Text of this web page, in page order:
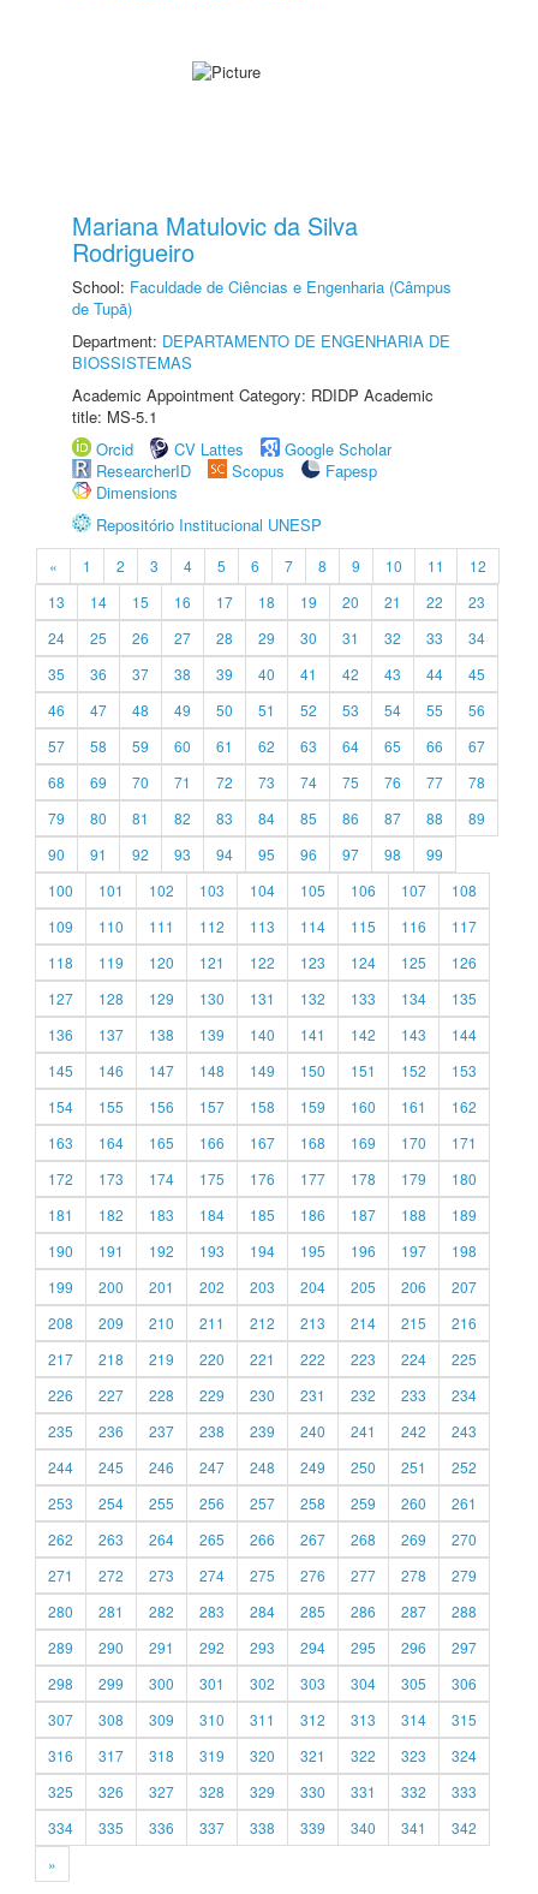
Mariana Matulovic da Silva
Rodrigueiro
School: Faculdade de Ciências e Engenharia (Câmpus
de Tupã)
Department: DEPARTAMENTO DE ENGENHARIA DE
BIOSSISTEMAS
Academic Appointment Category: RDIDP Academic
title: MS-5.1
Orcid
CV Lattes
Google Scholar
ResearcherID
Scopus
Fapesp
Dimensions
Repositório Institucional UNESP
« 1 2 3 4 5 6 7 8 9 10 11
12
13
14 15 16 17 18 19 20 21 22
23
24
25 26 27 28 29 30 31 32 33
34
35
36 37 38 39 40 41 42 43 44
45
46
47 48 49 50 51 52 53 54 55
56
57
58 59 60 61 62 63 64 65 66
67
68
69 70 71 72 73 74 75 76 77
78
79
80 81 82 83 84 85 86 87 88
89
90
91 92 93 94 95 96 97 98
99
100
101 102 103 104 105 106 107
108
109
110 111 112 113 114 115 116
117
118
119 120 121 122 123 124 125
126
127
128 129 130 131 132 133 134
135
136
137 138 139 140 141 142 143
144
145
146 147 148 149 150 151 152
153
154
155 156 157 158 159 160 161
162
163
164 165 166 167 168 169 170
171
172
173 174 175 176 177 178 179
180
181
182 183 184 185 186 187 188
189
190
191 192 193 194 195 196 197
198
199
200 201 202 203 204 205 206
207
208
209 210 211 212 213 214 215
216
217
218 219 220 221 222 223 224
225
226
227 228 229 230 231 232 233
234
235
236 237 238 239 240 241 242
243
244
245 246 247 248 249 250 251
252
253
254 255 256 257 258 259 260
261
262
263 264 265 266 267 268 269
270
271
272 273 274 275 276 277 278
279
280
281 282 283 284 285 286 287
288
289
290 291 292 293 294 295 296
297
298
299 300 301 302 303 304 305
306
307
308 309 310 311 312 313 314
315
316
317 318 319 320 321 322 323
324
325
326 327 328 329 330 331 332
333
334
335 336 337 338 339 340 341
342
»